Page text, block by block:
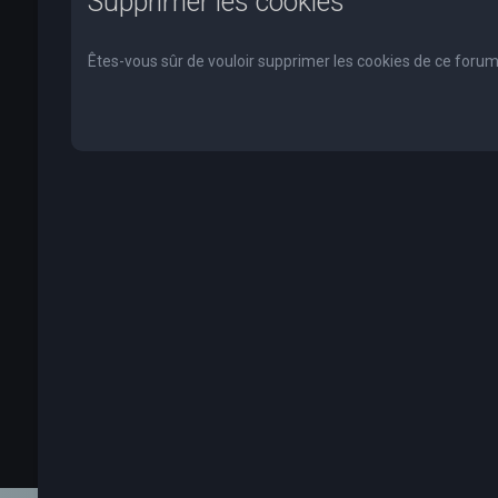
Êtes-vous sûr de vouloir supprimer les cookies de ce